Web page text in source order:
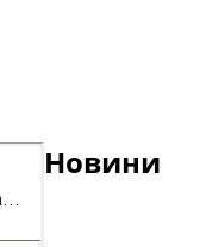
Новини